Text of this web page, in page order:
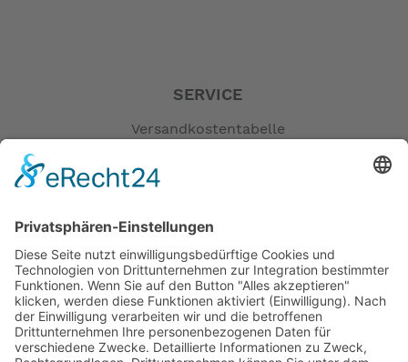
SERVICE
Versandkostentabelle
Erklärung zur Barrierefreiheit
Öffnungszeiten
Versandpartner
Verfügbarkeiten
Zahlung und Versand